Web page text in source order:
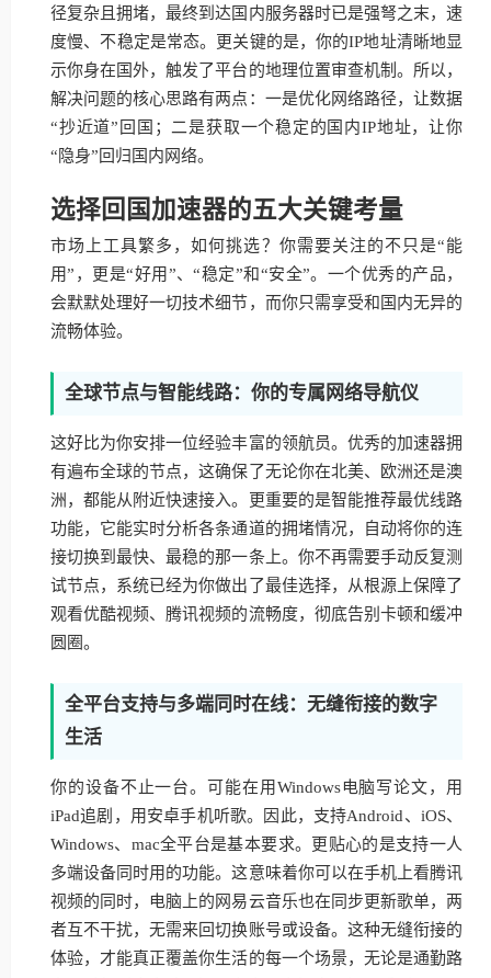
径复杂且拥堵，最终到达国内服务器时已是强弩之末，速
度慢、不稳定是常态。更关键的是，你的IP地址清晰地显
示你身在国外，触发了平台的地理位置审查机制。所以，
解决问题的核心思路有两点：一是优化网络路径，让数据
“抄近道”回国；二是获取一个稳定的国内IP地址，让你
“隐身”回归国内网络。
选择回国加速器的五大关键考量
市场上工具繁多，如何挑选？你需要关注的不只是“能
用”，更是“好用”、“稳定”和“安全”。一个优秀的产品，
会默默处理好一切技术细节，而你只需享受和国内无异的
流畅体验。
全球节点与智能线路：你的专属网络导航仪
这好比为你安排一位经验丰富的领航员。优秀的加速器拥
有遍布全球的节点，这确保了无论你在北美、欧洲还是澳
洲，都能从附近快速接入。更重要的是智能推荐最优线路
功能，它能实时分析各条通道的拥堵情况，自动将你的连
接切换到最快、最稳的那一条上。你不再需要手动反复测
试节点，系统已经为你做出了最佳选择，从根源上保障了
观看优酷视频、腾讯视频的流畅度，彻底告别卡顿和缓冲
圆圈。
全平台支持与多端同时在线：无缝衔接的数字
生活
你的设备不止一台。可能在用Windows电脑写论文，用
iPad追剧，用安卓手机听歌。因此，支持Android、iOS、
Windows、mac全平台是基本要求。更贴心的是支持一人
多端设备同时用的功能。这意味着你可以在手机上看腾讯
视频的同时，电脑上的网易云音乐也在同步更新歌单，两
者互不干扰，无需来回切换账号或设备。这种无缝衔接的
体验，才能真正覆盖你生活的每一个场景，无论是通勤路